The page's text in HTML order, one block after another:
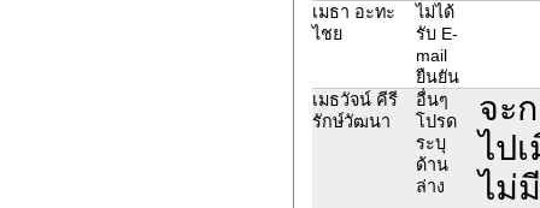
เมธา อะทะ
ไชย
ไม่ได้
รับ E-
mail
ยืนยัน
เมธวัจน์ คีรี
รักษ์วัฒนา
อื่นๆ
โปรด
ระบุ
ด้าน
ล่าง
จะ
ไป
ไม่